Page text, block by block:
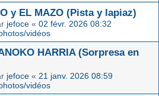
y EL MAZO (Pista y lapiaz)
jefoce « 02 févr. 2026 08:32
vidéos
HARRIA (Sorpresa en
jefoce « 21 janv. 2026 08:59
vidéos